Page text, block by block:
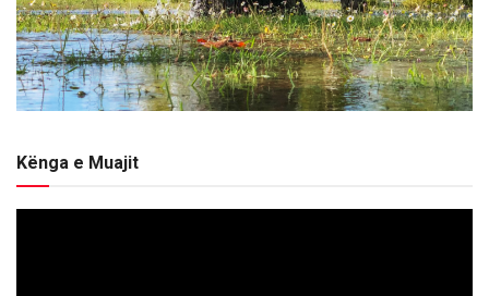
Kënga e Muajit